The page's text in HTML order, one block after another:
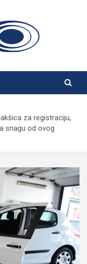
za registraciju,
snagu od ovog